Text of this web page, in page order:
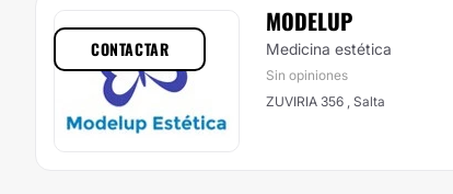
MODELUP
Medicina estética
Sin opiniones
ZUVIRIA 356 , Salta
CONTACTAR